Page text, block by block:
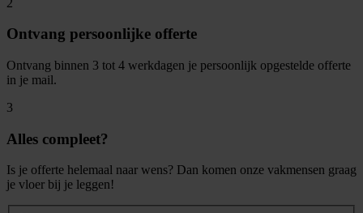
Ontvang persoonlijke offerte
Ontvang binnen 3 tot 4 werkdagen je persoonlijk opgestelde offerte
in je mail.
3
Alles compleet?
Is je offerte helemaal naar wens? Dan komen onze vakmensen graag
je vloer bij je leggen!